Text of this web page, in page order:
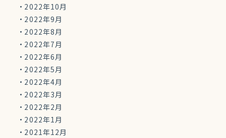
2022年10月
2022年9月
2022年8月
2022年7月
2022年6月
2022年5月
2022年4月
2022年3月
2022年2月
2022年1月
2021年12月